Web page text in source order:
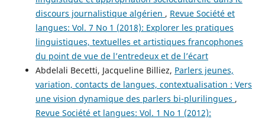
discours journalistique algérien , Revue Société et
langues: Vol. 7 No 1 (2018): Explorer les pratiques
linguistiques, textuelles et artistiques francophones
du point de vue de l’entredeux et de l’écart
Abdelali Becetti, Jacqueline Billiez, Parlers jeunes,
variation, contacts de langues, contextualisation : Vers
une vision dynamique des parlers bi-plurilingues ,
Revue Société et langues: Vol. 1 No 1 (2012):